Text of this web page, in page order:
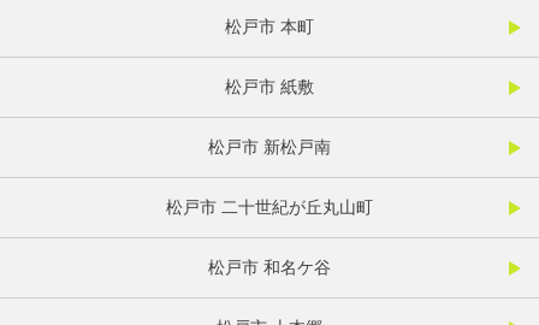
松戸市 本町
松戸市 紙敷
松戸市 新松戸南
松戸市 二十世紀が丘丸山町
松戸市 和名ケ谷